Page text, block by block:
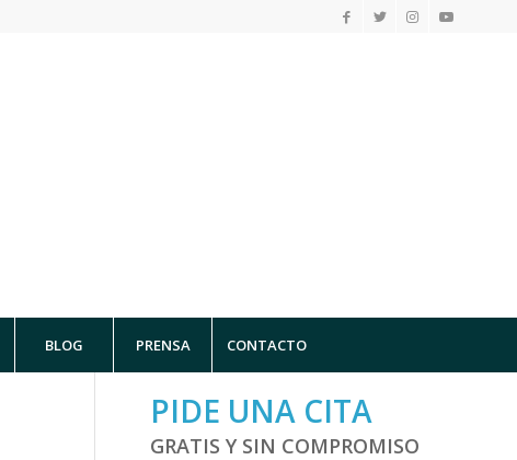
BLOG PRENSA CONTACTO
PIDE UNA CITA
GRATIS Y SIN COMPROMISO